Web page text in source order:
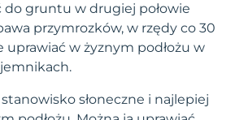
do gruntu w drugiej połowie
przymrozków, w rzędy co 30
uprawiać w żyznym podłożu w
słoneczne i najlepiej